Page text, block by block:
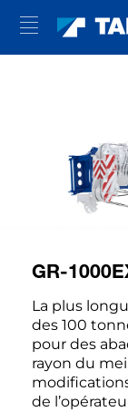
GR-
La plus
des 100
pour des
rayon du
de